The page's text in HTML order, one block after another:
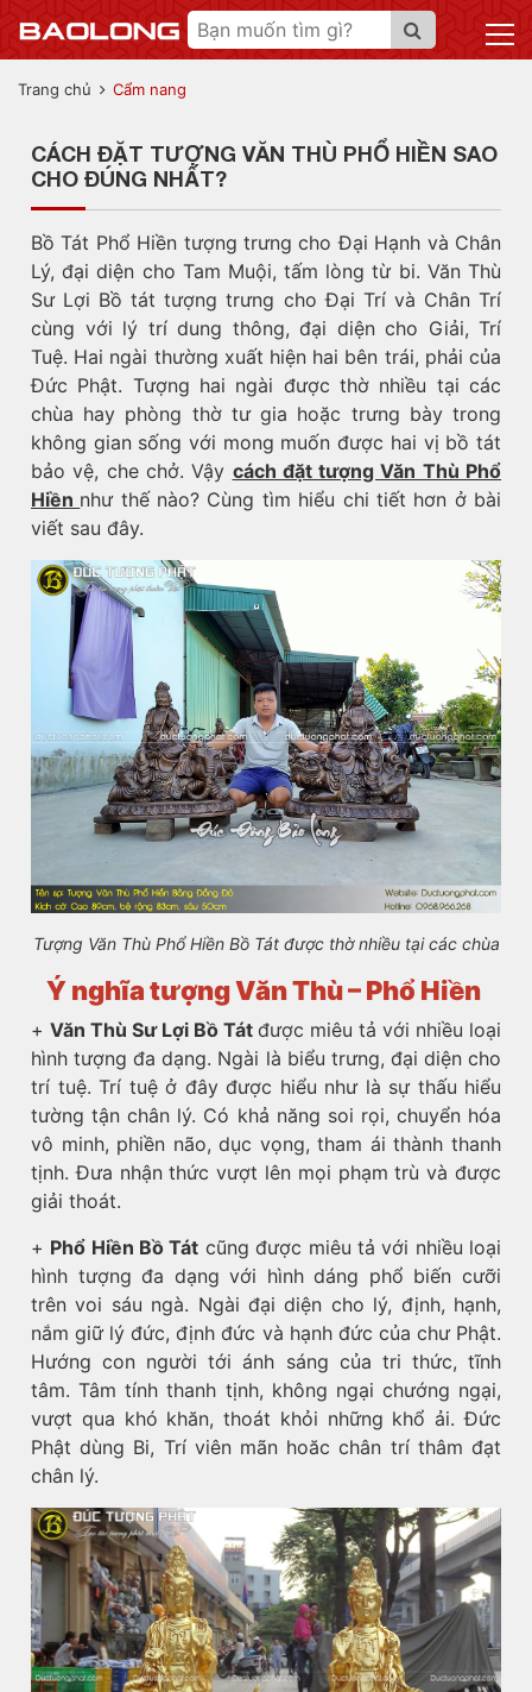
Trang chủ Cẩm nang
CÁCH ĐẶT TƯỢNG VĂN THÙ PHỔ HIỀN SAO
CHO ĐÚNG NHẤT?
Bồ Tát Phổ Hiền tượng trưng cho Đại Hạnh và Chân
Lý, đại diện cho Tam Muội, tấm lòng từ bi. Văn Thù
Sư Lợi Bồ tát tượng trưng cho Đại Trí và Chân Trí
cùng với lý trí dung thông, đại diện cho Giải, Trí
Tuệ. Hai ngài thường xuất hiện hai bên trái, phải của
Đức Phật. Tượng hai ngài được thờ nhiều tại các
chùa hay phòng thờ tư gia hoặc trưng bày trong
không gian sống với mong muốn được hai vị bồ tát
bảo vệ, che chở. Vậy cách đặt tượng Văn Thù Phổ
Hiền như thế nào? Cùng tìm hiểu chi tiết hơn ở bài
viết sau đây.
Tượng Văn Thù Phổ Hiền Bồ Tát được thờ nhiều tại các chùa
Ý nghĩa tượng Văn Thù – Phổ Hiền
+ Văn Thù Sư Lợi Bồ Tát được miêu tả với nhiều loại
hình tượng đa dạng. Ngài là biểu trưng, đại diện cho
trí tuệ. Trí tuệ ở đây được hiểu như là sự thấu hiểu
tường tận chân lý. Có khả năng soi rọi, chuyển hóa
vô minh, phiền não, dục vọng, tham ái thành thanh
tịnh. Đưa nhận thức vượt lên mọi phạm trù và được
giải thoát.
+ Phổ Hiền Bồ Tát cũng được miêu tả với nhiều loại
hình tượng đa dạng với hình dáng phổ biến cưỡi
trên voi sáu ngà. Ngài đại diện cho lý, định, hạnh,
nắm giữ lý đức, định đức và hạnh đức của chư Phật.
Hướng con người tới ánh sáng của tri thức, tĩnh
tâm. Tâm tính thanh tịnh, không ngại chướng ngại,
vượt qua khó khăn, thoát khỏi những khổ ải. Đức
Phật dùng Bi, Trí viên mãn hoăc chân trí thâm đạt
chân lý.